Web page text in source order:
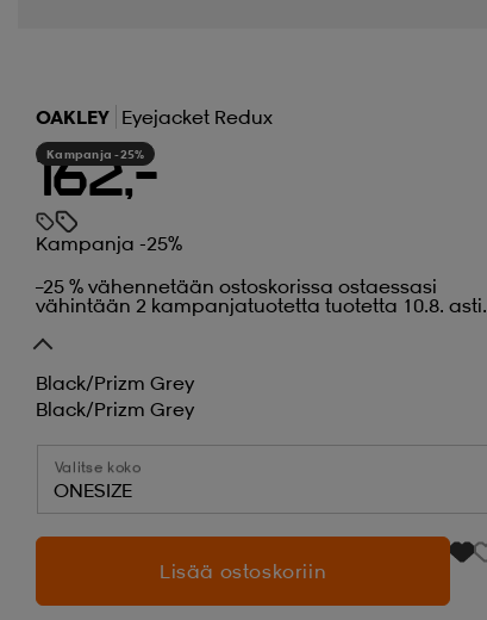
OAKLEY Eyejacket Redux
Kampanja -25%
162,-
Kampanja -25%
–25 % vähennetään ostoskorissa ostaessasi
vähintään 2 kampanjatuotetta tuotetta 10.8. asti.
Black/prizm Grey
Black/prizm Grey
Valitse koko
ONESIZE
Lisää ostoskoriin